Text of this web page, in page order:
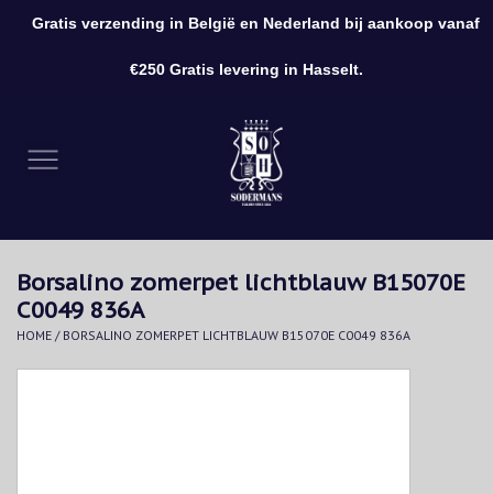
Kleding
Accessoires
Borsalino zomerpet lichtblauw B15070E
C0049 836A
HOME / BORSALINO ZOMERPET LICHTBLAUW B15070E C0049 836A
Gratis verzending in België en Nederland bij aankoop vanaf
€250 Gratis levering in Hasselt.